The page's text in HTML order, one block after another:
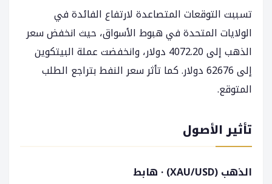
تسببت التوقعات المتصاعدة لارتفاع الفائدة في
الولايات المتحدة في هبوط الأسواق، حيث انخفض سعر
الذهب إلى 4072.20 دولار، وانخفضت عملة البيتكوين
إلى 62676 دولار. كما تأثر سعر النفط بتراجع الطلب
المتوقع.
تأثير الأصول
الذهب (XAU/USD) · هابط